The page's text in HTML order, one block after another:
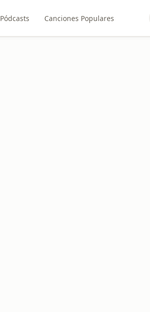
Pódcasts Canciones Populares